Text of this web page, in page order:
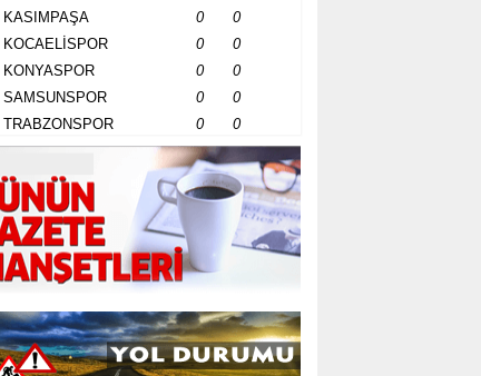
KASIMPAŞA 0
0
KOCAELİSPOR 0
0
KONYASPOR 0
0
SAMSUNSPOR 0
0
TRABZONSPOR 0 0